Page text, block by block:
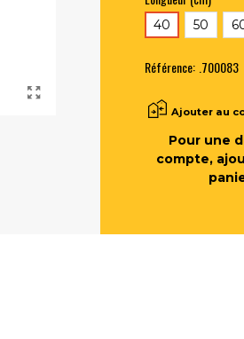
40 50
Référence: .700083
Ajouter au
Pour une
compte,